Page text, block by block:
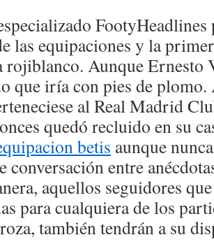
las equipaciones y la
rojiblanco. Aunque Ernesto
que iría con pies de
al Real Madrid
quedó recluido en su
betis aunque
conversación entre
aquellos seguidores
para cualquiera de los
también tendrán a su